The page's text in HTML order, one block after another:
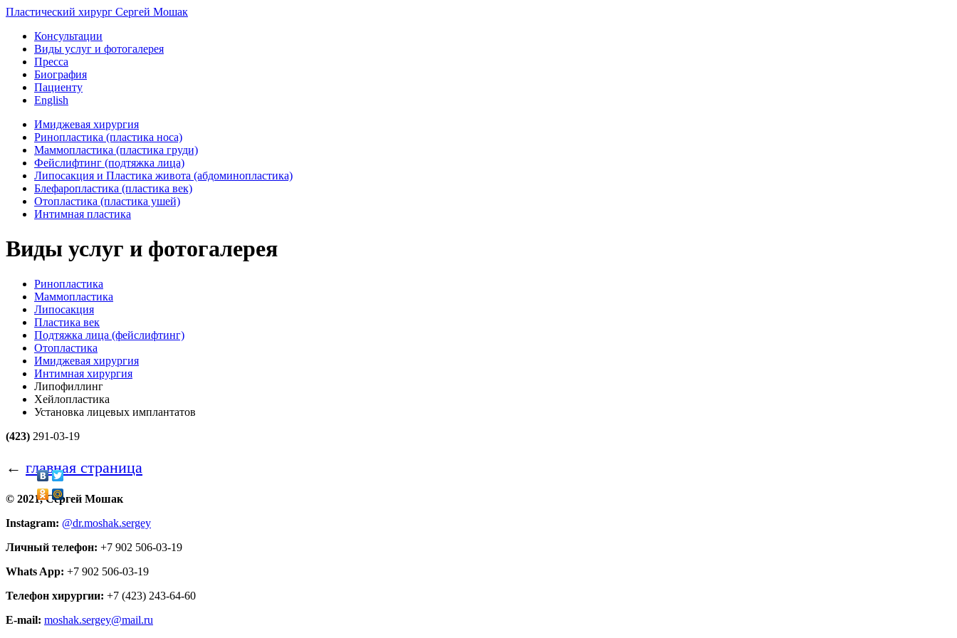
Пластический хирург Сергей Мошак
Консультации
Виды услуг и фотогалерея
Пресса
Биография
Пациенту
English
Имиджевая хирургия
Ринопластика (пластика носа)
Маммопластика (пластика груди)
Фейслифтинг (подтяжка лица)
Липосакция и Пластика живота (абдоминопластика)
Блефаропластика (пластика век)
Отопластика (пластика ушей)
Интимная пластика
Виды услуг и фотогалерея
Ринопластика
Маммопластика
Липосакция
Пластика век
Подтяжка лица (фейслифтинг)
Отопластика
Имиджевая хирургия
Интимная хирургия
Липофиллинг
Хейлопластика
Установка лицевых имплантатов
(423) 291-03-19
← главная страница
© 2021, Сергей Мошак
Instagram: @dr.moshak.sergey
Личный телефон: +7 902 506-03-19
Whats App: +7 902 506-03-19
Телефон хирургии: +7 (423) 243-64-60
E-mail: moshak.sergey@mail.ru